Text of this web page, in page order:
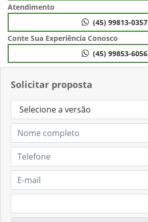
Solicitar proposta
Atendimento
(45) 99813-0357
Conte Sua Experiência Conosco
(45) 99853-6056